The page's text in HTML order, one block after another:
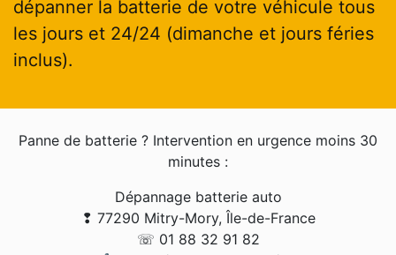
dépanner la batterie de votre véhicule tous
les jours et 24/24 (dimanche et jours féries
inclus).
Panne de batterie ? Intervention en urgence moins 30
minutes :
Dépannage batterie auto
❢ 77290 Mitry-Mory, Île-de-France
☏ 01 88 32 91 82